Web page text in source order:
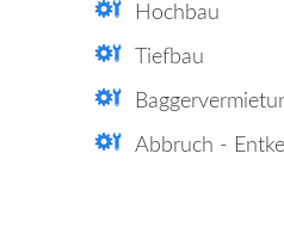
Hochbau
Tiefbau
Abbruch -